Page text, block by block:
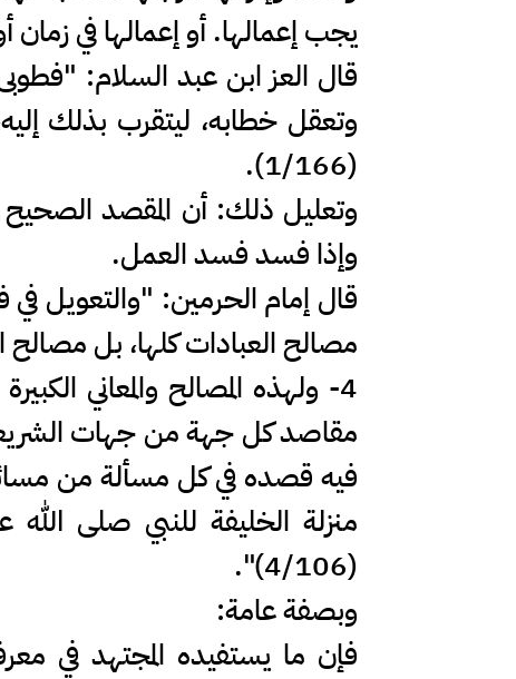
يجب إعمالها. أو إعمالها في
قال العز ابن عبد السلام:
وتعقل خطابه، ليتقرب بذلك
(1/166).
وتعليل ذلك: أن المقصد
وإذا فسد فسد العمل.
قال إمام الحرمين: "والتعويل
مصالح العبادات كلها، بل مصالح
4- ولهذه المصالح والمعاني
مقاصد كل جهة من جهات
فيه قصده في كل مسألة من
منزلة الخليفة للنبي صلى الله
(4/106)".
وبصفة عامة:
فإن ما يستفيده المجتهد في